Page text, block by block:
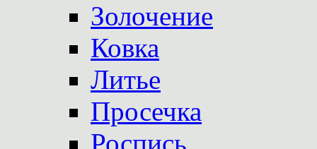
Золочение
Ковка
Литье
Просечка